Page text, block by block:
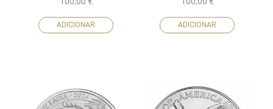
ADICIONAR ADICIONAR